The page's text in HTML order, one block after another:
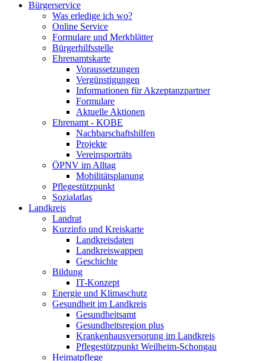
Bürgerservice
Was erledige ich wo?
Online Service
Formulare und Merkblätter
Bürgerhilfsstelle
Ehrenamtskarte
Voraussetzungen
Vergünstigungen
Informationen für Akzeptanzpartner
Formulare
Aktuelle Aktionen
Ehrenamt - KOBE
Nachbarschaftshilfen
Projekte
Vereinsporträts
ÖPNV im Alltag
Mobilitätsplanung
Pflegestützpunkt
Sozialatlas
Landkreis
Landrat
Kurzinfo und Kreiskarte
Landkreisdaten
Landkreiswappen
Geschichte
Bildung
IT-Konzept
Energie und Klimaschutz
Gesundheit im Landkreis
Gesundheitsamt
Gesundheitsregion plus
Krankenhausversorung im Landkreis
Pflegestützpunkt Weilheim-Schongau
Heimatpflege